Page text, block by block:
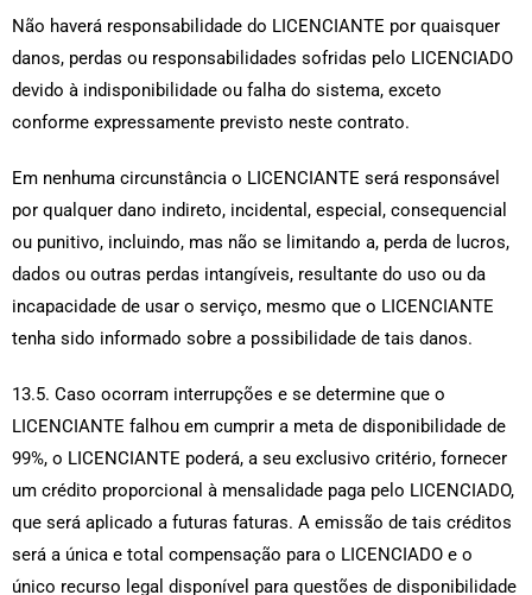
Não haverá responsabilidade do LICENCIANTE por quaisquer
danos, perdas ou responsabilidades sofridas pelo LICENCIADO
devido à indisponibilidade ou falha do sistema, exceto
conforme expressamente previsto neste contrato.
Em nenhuma circunstância o LICENCIANTE será responsável
por qualquer dano indireto, incidental, especial, consequencial
ou punitivo, incluindo, mas não se limitando a, perda de lucros,
dados ou outras perdas intangíveis, resultante do uso ou da
incapacidade de usar o serviço, mesmo que o LICENCIANTE
tenha sido informado sobre a possibilidade de tais danos.
13.5. Caso ocorram interrupções e se determine que o
LICENCIANTE falhou em cumprir a meta de disponibilidade de
99%, o LICENCIANTE poderá, a seu exclusivo critério, fornecer
um crédito proporcional à mensalidade paga pelo LICENCIADO,
que será aplicado a futuras faturas. A emissão de tais créditos
será a única e total compensação para o LICENCIADO e o
único recurso legal disponível para questões de disponibilidade